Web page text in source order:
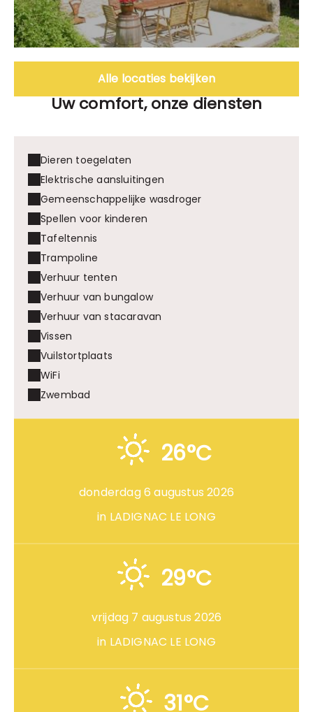
Alle locaties bekijken
Uw comfort, onze diensten
Dieren toegelaten
Elektrische aansluitingen
Gemeenschappelijke wasdroger
Spellen voor kinderen
Tafeltennis
Trampoline
Verhuur tenten
Verhuur van bungalow
Verhuur van stacaravan
Vissen
Vuilstortplaats
WiFi
Zwembad
26°C
donderdag 6 augustus 2026
in LADIGNAC LE LONG
29°C
vrijdag 7 augustus 2026
in LADIGNAC LE LONG
31°C